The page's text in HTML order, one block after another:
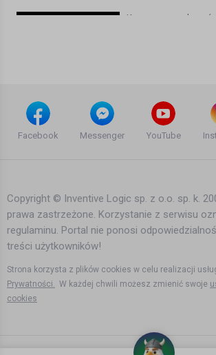
Korona norweska
Norwegia chce
Bartek Karpowski
Kupisz morze
więcej koron, ale na
Filmy instruktażowe
Bartek Karpowski
191 dni temu
Facebook Messenger YouTube
Copyright © Inventive Logic sp. z o.o. sp. k.
prawa zastrzeżone. Korzystanie z serwisu
regulaminu. Portal nie ponosi
treści użytkowników!
Strona korzysta z plików cookies w celu realizacji
Prywatności. W każdej chwili możesz zmienić swoje
cookies